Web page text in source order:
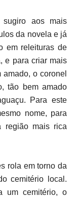
sugiro aos mais
da novela e já
em releituras de
e para criar mais
o coronel
tão bem amado
Para este
nome, para
região mais rica
rola em torno da
cemitério local.
um cemitério, o